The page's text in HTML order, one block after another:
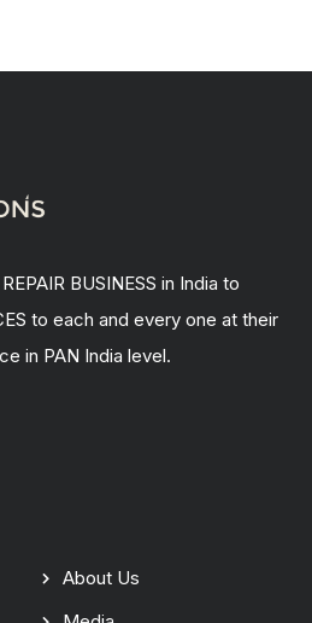
BUSINESS in India to
to each and every one at their
in PAN India level.
About Us